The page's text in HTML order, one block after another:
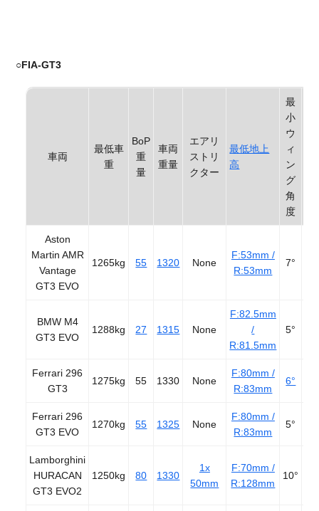
○FIA-GT3
車両
最低車
重
BoP
重
量
車両
重量
エアリ
ストリ
クター
最低地上
高
最
小
ウ
ィ
ン
グ
角
度
Aston
Martin AMR
Vantage
GT3 EVO
1265kg 55 1320 None
F:53mm /
R:53mm
7°
BMW M4
GT3 EVO
1288kg 27 1315 None
F:82.5mm
/
R:81.5mm
5°
Ferrari 296
GT3
1275kg 55 1330 None
F:80mm /
R:83mm
6°
Ferrari 296
GT3 EVO
1270kg 55 1325 None
F:80mm /
R:83mm
5°
Lamborghini
HURACAN
GT3 EVO2
1250kg 80 1330
1x
50mm
F:70mm /
R:128mm
10°